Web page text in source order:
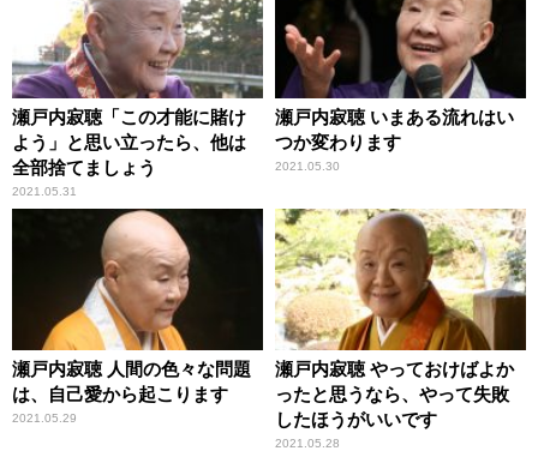
瀬戸内寂聴「この才能に賭け
よう」と思い立ったら、他は
全部捨てましょう
2021.05.31
瀬戸内寂聴 いまある流れはい
つか変わります
2021.05.30
瀬戸内寂聴 人間の色々な問題
は、自己愛から起こります
2021.05.29
瀬戸内寂聴 やっておけばよか
ったと思うなら、やって失敗
したほうがいいです
2021.05.28